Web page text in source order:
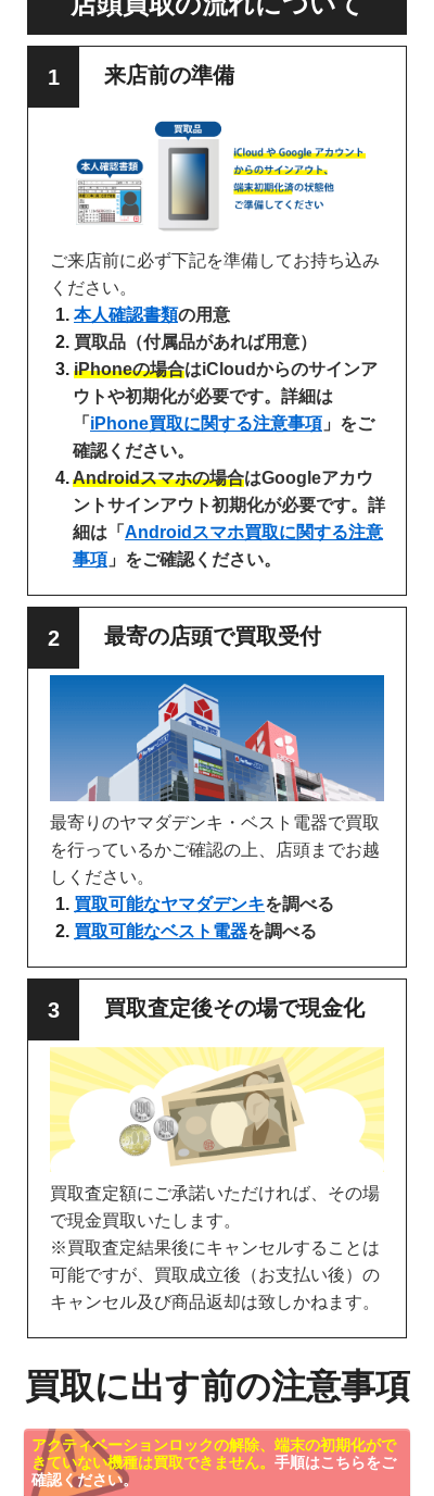
来店前の準備
ご来店前に必ず下記を準備してお持ち込み
ください。
本人確認書類の用意
買取品（付属品があれば用意）
iPhoneの場合はiCloudからのサインア
ウトや初期化が必要です。詳細は
「 iPhone買取に関する注意事項 」をご
確認ください。
Androidスマホの場合はGoogleアカウ
ントサインアウト初期化が必要です。詳
細は「 Androidスマホ買取に関する注意
事項 」をご確認ください。
最寄の店頭で買取受付
最寄りのヤマダデンキ・ベスト電器で買取
を行っているかご確認の上、店頭までお越
しください。
買取可能なヤマダデンキを調べる
買取可能なベスト電器を調べる
買取査定後その場で現金化
買取査定額にご承諾いただければ、その場
で現金買取いたします。
※買取査定結果後にキャンセルすることは
可能ですが、買取成立後（お支払い後）の
キャンセル及び商品返却は致しかねます。
買取に出す前の注意事項
アクティベーションロックの解除、端末の初期化がで
きていない機種は買取できません。 手順はこちらをご
確認ください。